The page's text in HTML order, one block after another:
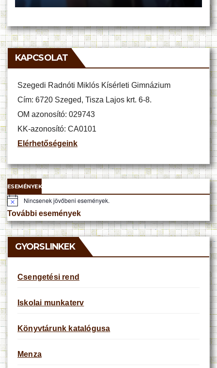
KAPCSOLAT
Szegedi Radnóti Miklós Kísérleti Gimnázium
Cím: 6720 Szeged, Tisza Lajos krt. 6-8.
OM azonosító: 029743
KK-azonosító: CA0101
Elérhetőségeink
ESEMÉNYEK
N
o
t
c
e
Nincsenek jövőbeni események.
További események
GYORSLINKEK
Csengetési rend
Iskolai munkaterv
Könyvtárunk katalógusa
Menza